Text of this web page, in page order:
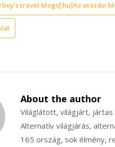
travel blogs[:hu]Az utazási
About the author
Világlátott, világjárt,
Alternatív világjárás,
165 ország, sok élmény,